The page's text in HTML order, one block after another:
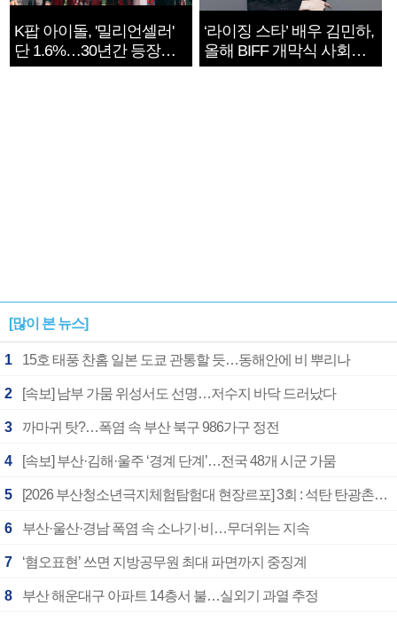
K팝 아이돌, '밀리언셀러'
단 1.6%…30년간 등장
1182개팀 전수조사
‘라이징 스타’ 배우 김민하,
올해 BIFF 개막식 사회자
확정
[많이 본 뉴스]
1 15호 태풍 찬홈 일본 도쿄 관통할 듯…동해안에 비 뿌리나
2 [속보] 남부 가뭄 위성서도 선명…저수지 바닥 드러났다
3 까마귀 탓?…폭염 속 부산 북구 986가구 정전
4 [속보] 부산·김해·울주 ‘경계 단계’…전국 48개 시군 가뭄
5 [2026 부산청소년극지체험탐험대 현장르포] 3회 : 석탄 탄광촌에서 북극 연구의 중심지로
6 부산·울산·경남 폭염 속 소나기·비…무더위는 지속
7 ‘혐오표현’ 쓰면 지방공무원 최대 파면까지 중징계
8 부산 해운대구 아파트 14층서 불…실외기 과열 추정